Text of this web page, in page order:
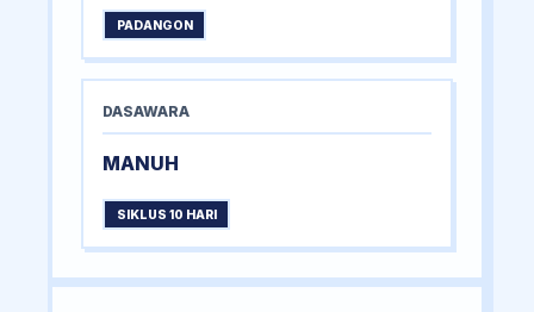
PADANGON
DASAWARA
MANUH
SIKLUS 10 HARI